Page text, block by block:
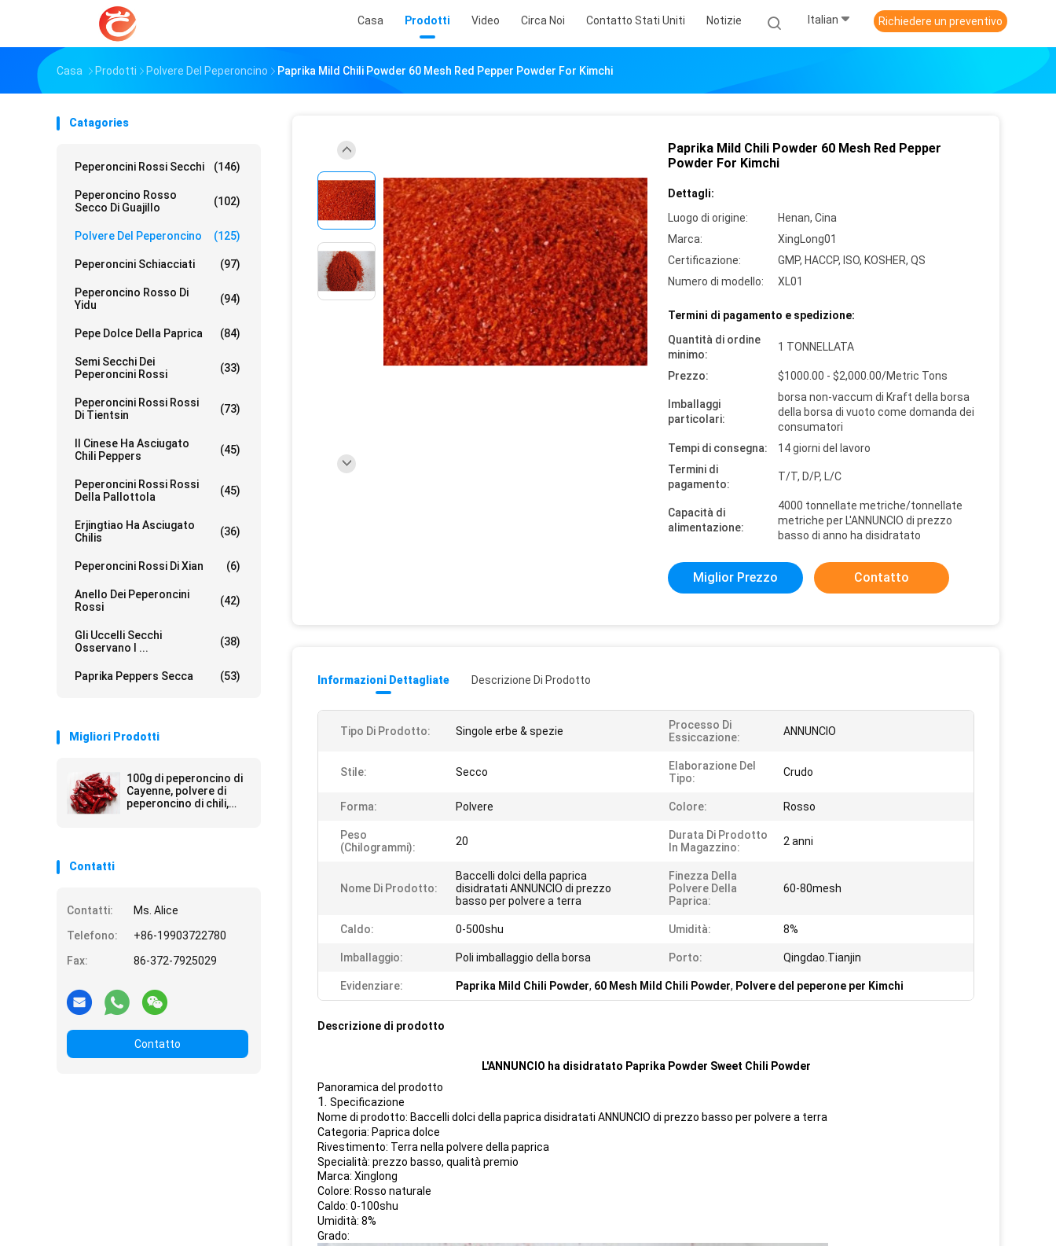
Casa Prodotti Video Circa Noi Contatto Stati Uniti Notizie Italian Richiedere un preventivo
Casa Prodotti Polvere Del Peperoncino Paprika Mild Chili Powder 60 Mesh Red Pepper Powder For Kimchi
Catagories
Peperoncini Rossi Secchi (146)
Peperoncino Rosso
Secco Di Guajillo
(102)
Polvere Del Peperoncino (125)
Peperoncini Schiacciati (97)
Peperoncino Rosso Di
Yidu
(94)
Pepe Dolce Della Paprica (84)
Semi Secchi Dei
Peperoncini Rossi
(33)
Peperoncini Rossi Rossi
Di Tientsin
(73)
Il Cinese Ha Asciugato
Chili Peppers
(45)
Peperoncini Rossi Rossi
Della Pallottola
(45)
Erjingtiao Ha Asciugato
Chilis
(36)
Peperoncini Rossi Di Xian (6)
Anello Dei Peperoncini
Rossi
(42)
Gli Uccelli Secchi
Osservano I ...
(38)
Paprika Peppers Secca (53)
Migliori Prodotti
100g di peperoncino di
Cayenne, polvere di
peperoncino di chili,
Contatti
Contatti:
Ms. Alice
Telefono:
+86-19903722780
Fax:
86-372-7925029
Contatto
Paprika Mild Chili Powder 60 Mesh Red Pepper
Powder For Kimchi
Dettagli:
Luogo di origine:
Henan, Cina
Marca:
XingLong01
Certificazione:
GMP, HACCP, ISO, KOSHER, QS
Numero di modello:
XL01
Termini di pagamento e spedizione:
Quantità di ordine
minimo:
1 TONNELLATA
Prezzo: $1000.00 - $2,000.00/Metric Tons
Imballaggi
particolari:
borsa non-vaccum di Kraft della borsa
della borsa di vuoto come domanda dei
consumatori
Tempi di consegna:
14 giorni del lavoro
Termini di
pagamento:
T/T, D/P, L/C
Capacità di
alimentazione:
4000 tonnellate metriche/tonnellate
metriche per L'ANNUNCIO di prezzo
basso di anno ha disidratato
Miglior Prezzo Contatto
Informazioni Dettagliate Descrizione Di Prodotto
Tipo Di Prodotto: Singole erbe & spezie
Processo Di
Essiccazione:
ANNUNCIO
Stile: Secco
Elaborazione Del
Tipo:
Crudo
Forma: Polvere Colore: Rosso
Peso
(chilogrammi):
20
Durata Di Prodotto
In Magazzino:
2 anni
Nome Di Prodotto:
Baccelli dolci della paprica
disidratati ANNUNCIO di prezzo
basso per polvere a terra
Finezza Della
Polvere Della
Paprica:
60-80mesh
Caldo: 0-500shu Umidità: 8%
Imballaggio: Poli imballaggio della borsa Porto: Qingdao.Tianjin
Evidenziare: Paprika Mild Chili Powder, 60 Mesh Mild Chili Powder, Polvere del peperone per Kimchi
Descrizione di prodotto
L'ANNUNCIO ha disidratato Paprika Powder Sweet Chili Powder
Panoramica del prodotto
1. Specificazione
Nome di prodotto: Baccelli dolci della paprica disidratati ANNUNCIO di prezzo basso per polvere a terra
Categoria: Paprica dolce
Rivestimento: Terra nella polvere della paprica
Specialità: prezzo basso, qualità premio
Marca: Xinglong
Colore: Rosso naturale
Caldo: 0-100shu
Umidità: 8%
Grado: